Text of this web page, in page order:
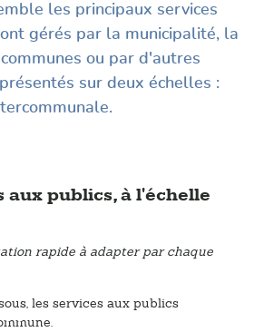
les principaux services
gérés par la municipalité, la
ou par d'autres
sur deux échelles :
aux publics, à l'échelle
rapide à adapter par chaque
les services aux publics